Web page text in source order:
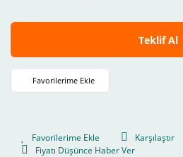
Teklif Al
Karşılaştır
Fiyatı Düşünce Haber Ver